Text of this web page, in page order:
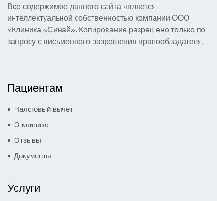
Все содержимое данного сайта является
интеллектуальной собственностью компании ООО
«Клиника «Синай». Копирование разрешено только по
запросу с письменного разрешения правообладателя.
Пациентам
Налоговый вычет
О клинике
Отзывы
Документы
Услуги